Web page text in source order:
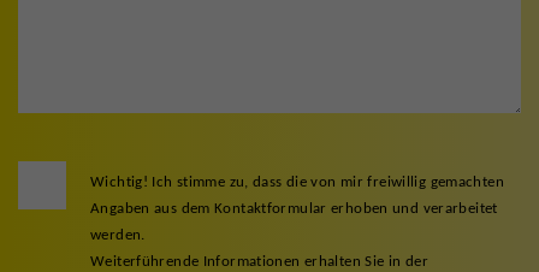
Wichtig! Ich stimme zu, dass die von mir freiwillig gemachten
Angaben aus dem Kontaktformular erhoben und verarbeitet
werden.
Weiterführende Informationen erhalten Sie in der